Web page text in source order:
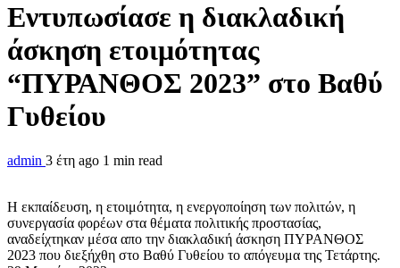
Εντυπωσίασε η διακλαδική
άσκηση ετοιμότητας
“ΠΥΡΑΝΘΟΣ 2023” στο Βαθύ
Γυθείου
admin 3 έτη ago 1 min read
Η εκπαίδευση, η ετοιμότητα, η ενεργοποίηση των πολιτών, η
συνεργασία φορέων στα θέματα πολιτικής προστασίας,
αναδείχτηκαν μέσα απο την διακλαδική άσκηση ΠΥΡΑΝΘΟΣ
2023 που διεξήχθη στο Βαθύ Γυθείου το απόγευμα της Τετάρτης.